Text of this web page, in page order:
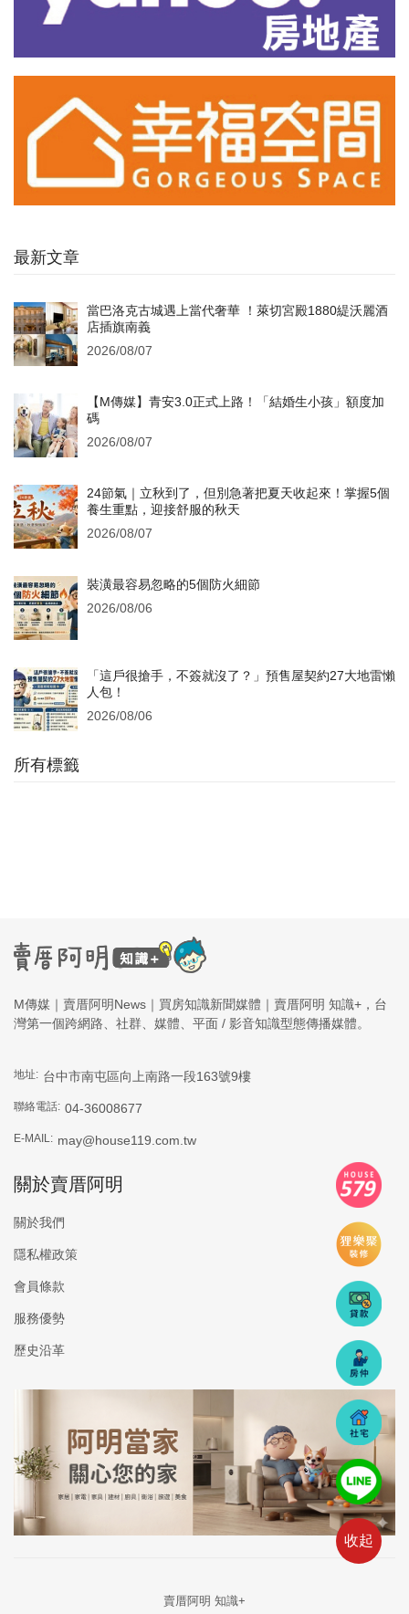
收起
最新文章
當巴洛克古城遇上當代奢華 ！萊切宮殿1880緹沃麗酒
店插旗南義
2026/08/07
【M傳媒】青安3.0正式上路！「結婚生小孩」額度加
碼
2026/08/07
24節氣｜立秋到了，但別急著把夏天收起來！掌握5個
養生重點，迎接舒服的秋天
2026/08/07
裝潢最容易忽略的5個防火細節
2026/08/06
「這戶很搶手，不簽就沒了？」預售屋契約27大地雷懶
人包！
2026/08/06
所有標籤
M傳媒｜賣厝阿明News｜買房知識新聞媒體｜賣厝阿明 知識+，台
灣第一個跨網路、社群、媒體、平面 / 影音知識型態傳播媒體。
地址: 台中市南屯區向上南路一段163號9樓
聯絡電話: 04-36008677
E-MAIL: may@house119.com.tw
關於賣厝阿明
關於我們
隱私權政策
會員條款
服務優勢
歷史沿革
賣厝阿明 知識+